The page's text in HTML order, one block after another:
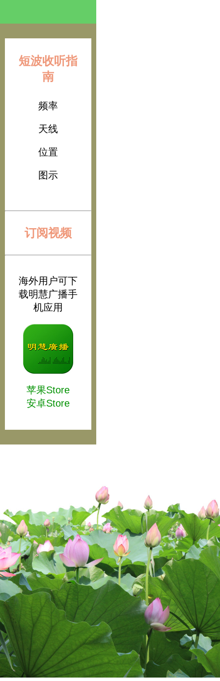
短波收听指
南
频率
天线
位置
图示
订阅视频
海外用户可下
载明慧广播手
机应用
苹果Store
安卓Store